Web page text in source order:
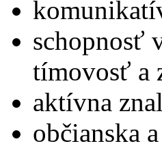
schopnosť
tímovosť a
aktívna
občianska